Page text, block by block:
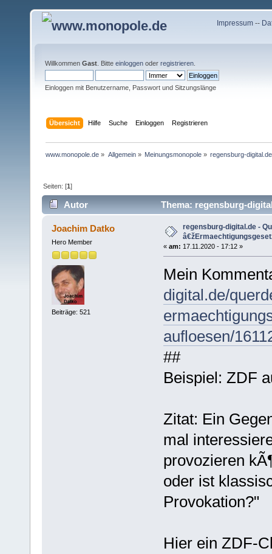
Impressum--
Willkommen Gast . Bitte einloggen oder registrieren
Einloggen mit Benutzername, Passwort und Sitzungslänge
Übersicht Hilfe Suche Einloggen Registrieren
www.monopole.de » Allgemein» Meinungsmonopole» regensburg-
Seiten: [1]
Autor
Thema: regensburg-
... (Gelesen 9245 mal)
Joachim Datko
Hero Member
Beiträge: 521
regensburg-digital.de -
« am: 17.11.2020 - 17:12 »
Mein
digital.de/
aufloesen/
##
Beispiel: ZDF
Zitat: Ein
mal
provozieren
oder ist
Provokation?"
Hier ein ZDF-